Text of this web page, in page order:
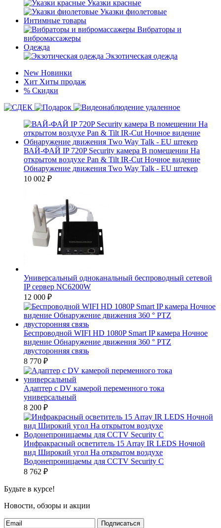
Указки красные
Указки фиолетовые
Интимные товары
Вибраторы и
вибромассажеры
Одежда
Экзотическая одежда
New Новинки
Хит Хиты продаж
% Скидки
ВАЙ-ФАЙ IP 720P Security камера В помещении На
открытом воздухе Pan & Tilt IR-Cut Ночное видение
Обнаружение движения Two Way Talk - EU штекер
10 002 ₽
Универсальный одноканальный беспроводный сетевой
IP сервер NC6200W
12 000 ₽
Беспроводной WIFI HD 1080P Smart IP камера Ночное
видение Обнаружение движения 360 ° PTZ
двусторонняя связь
8 770 ₽
Адаптер с DV камерой переменного тока
универсальный
8 200 ₽
Инфракрасный осветитель 15 Array IR LEDS Ночной
вид Широкий угол На открытом воздухе
Водонепроницаемы для CCTV Security C
8 762 ₽
Будьте в курсе!
Новости, обзоры и акции
Подписаться